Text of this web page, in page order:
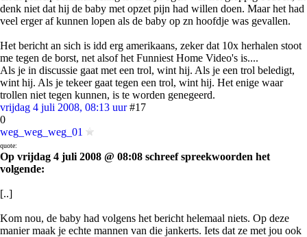
denk niet dat hij de baby met opzet pijn had willen doen. Maar het had
veel erger af kunnen lopen als de baby op zn hoofdje was gevallen.
Het bericht an sich is idd erg amerikaans, zeker dat 10x herhalen stoot
me tegen de borst, net alsof het Funniest Home Video's is....
Als je in discussie gaat met een trol, wint hij. Als je een trol beledigt,
wint hij. Als je tekeer gaat tegen een trol, wint hij. Het enige waar
trollen niet tegen kunnen, is te worden genegeerd.
vrijdag 4 juli 2008, 08:13 uur #17
0
weg_weg_weg_01
quote:
Op vrijdag 4 juli 2008 @ 08:08 schreef spreekwoorden het
volgende:
[..]
Kom nou, de baby had volgens het bericht helemaal niets. Op deze
manier maak je echte mannen van die jankerts. Iets dat ze met jou ook